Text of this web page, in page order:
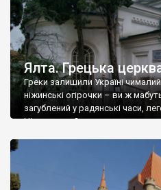
Ялта. Грецька
Греки залишили Україні
ніжинські огірочки – ви ж
загублений у радянські часи,
Ніжин греки?